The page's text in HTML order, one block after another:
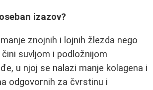
izazov?
znojnih i lojnih žlezda nego
suvljom i podložnijom
u njoj se nalazi manje kolagena i
odgovornih za čvrstinu i